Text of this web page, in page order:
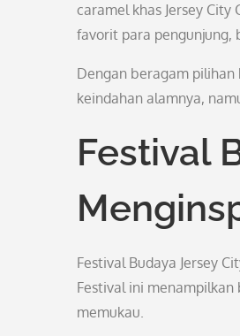
caramel khas Jersey
favorit para pengunjung,
Dengan beragam pilihan
keindahan alamnya,
Festival
Festival Budaya Jersey
Festival ini
memukau.